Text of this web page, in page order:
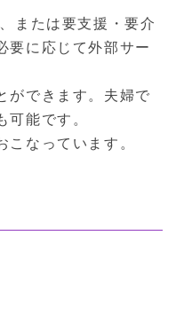
または要支援・要介
要に応じて外部サー
ができます。夫婦で
能です。
なっています。